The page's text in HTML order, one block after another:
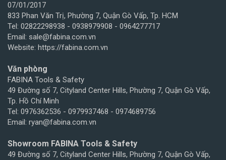
07/01/2017
833 Phan Văn Trị, Phường 7, Quận Gò Vấp, Tp. HCM
Tel: 02822298938 - 0938979908 - 0964277717
Email: sale@fabina.com.vn
Website: https://fabina.com.vn
Văn phòng
FABINA Tools & Safety
49 Đường số 7, Cityland Center Hills, Phường 7, Quận Gò Vấp,
Tp. Hồ Chí Minh
Tel: 0976362536 - 0979937468 - 0974689756
Email: ryan@fabina.com.vn
Showroom FABINA Tools & Safety
49 Đường số 7, Cityland Center Hills, Phường 7, Quận Gò Vấp,